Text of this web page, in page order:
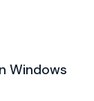
Windows